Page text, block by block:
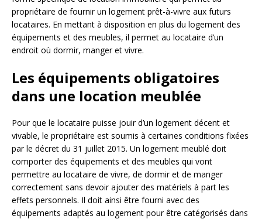
propriétaire de fournir un logement prêt-à-vivre aux futurs
locataires. En mettant à disposition en plus du logement des
équipements et des meubles, il permet au locataire d’un
endroit où dormir, manger et vivre.
Les équipements obligatoires
dans une location meublée
Pour que le locataire puisse jouir d’un logement décent et
vivable, le propriétaire est soumis à certaines conditions fixées
par le décret du 31 juillet 2015. Un logement meublé doit
comporter des équipements et des meubles qui vont
permettre au locataire de vivre, de dormir et de manger
correctement sans devoir ajouter des matériels à part les
effets personnels. Il doit ainsi être fourni avec des
équipements adaptés au logement pour être catégorisés dans